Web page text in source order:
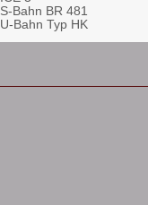
S-Bahn BR 481
U-Bahn Typ HK